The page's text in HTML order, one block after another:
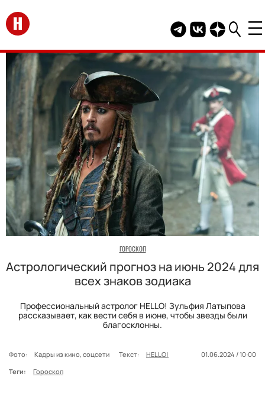
Перейти на главную
Telegram канал
Группа HELLO
Канал
ГОРОСКОП
Астрологический прогноз на июнь 2024 для
всех знаков зодиака
Профессиональный астролог HELLO! Зульфия Латыпова
рассказывает, как вести себя в июне, чтобы звезды были
благосклонны.
Фото: Кадры из кино, соцсети Текст: HELLO!
01.06.2024 / 10:00
Теги:
Гороскоп